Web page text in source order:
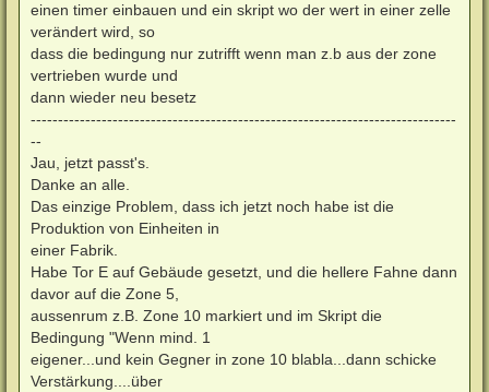
einen timer einbauen und ein skript wo der wert in einer zelle
verändert wird, so
dass die bedingung nur zutrifft wenn man z.b aus der zone
vertrieben wurde und
dann wieder neu besetz
------------------------------------------------------------------------------
--
Jau, jetzt passt's.
Danke an alle.
Das einzige Problem, dass ich jetzt noch habe ist die
Produktion von Einheiten in
einer Fabrik.
Habe Tor E auf Gebäude gesetzt, und die hellere Fahne dann
davor auf die Zone 5,
aussenrum z.B. Zone 10 markiert und im Skript die
Bedingung "Wenn mind. 1
eigener...und kein Gegner in zone 10 blabla...dann schicke
Verstärkung....über